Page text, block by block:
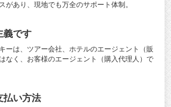
があり、現地でも万全のサポート体制。
義です
ーは、ツアー会社、ホテルのエージェント（販
なく、お客様のエージェント（購入代理人）で
払い方法